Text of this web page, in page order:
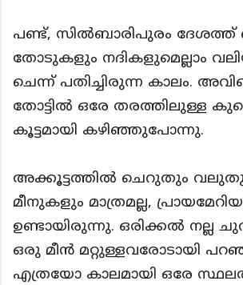
പണ്ട്, സിൽബാരിപുരം ദേശത്ത്
തോടുകളും നദികളുമെല്ലാം
ചെന്ന് പതിച്ചിരുന്ന കാലം.
തോട്ടിൽ ഒരേ തരത്തിലുള്ള
കൂട്ടമായി കഴിഞ്ഞുപോന്നു.
അക്കൂട്ടത്തിൽ ചെറുതും
മീനുകളും മാത്രമല്ല,
ഉണ്ടായിരുന്നു. ഒരിക്കൽ
ഒരു മീൻ മറ്റുള്ളവരോടായി
എത്രയോ കാലമായി ഒരേ